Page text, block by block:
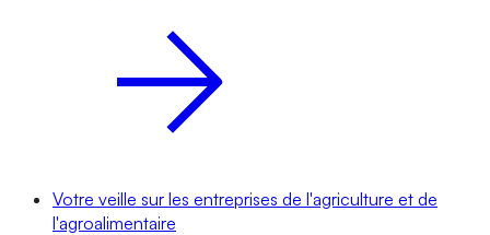
Votre veille sur les entreprises de l'agriculture et de
l'agroalimentaire